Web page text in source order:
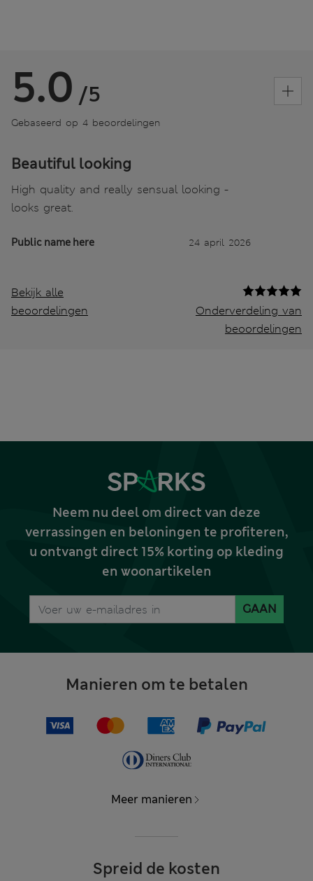
5.0 /5
Gebaseerd op 4 beoordelingen
Beautiful looking
High quality and really sensual looking -
looks great.
Public name here 24 april 2026
Bekijk alle
beoordelingen
Onderverdeling van
beoordelingen
Neem nu deel om direct van deze
verrassingen en beloningen te profiteren,
u ontvangt direct 15% korting op kleding
en woonartikelen
GAAN
Manieren om te betalen
Meer manieren
Spreid de kosten